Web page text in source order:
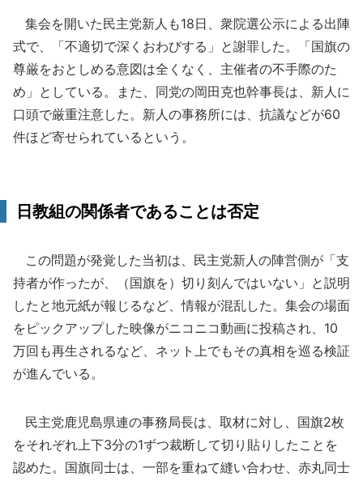
集会を開いた民主党新人も18日、衆院選公示による出陣
式で、「不適切で深くおわびする」と謝罪した。「国旗の
尊厳をおとしめる意図は全くなく、主催者の不手際のた
め」としている。また、同党の岡田克也幹事長は、新人に
口頭で厳重注意した。新人の事務所には、抗議などが60
件ほど寄せられているという。
日教組の関係者であることは否定
この問題が発覚した当初は、民主党新人の陣営側が「支
持者が作ったが、（国旗を）切り刻んではいない」と説明
したと地元紙が報じるなど、情報が混乱した。集会の場面
をピックアップした映像がニコニコ動画に投稿され、10
万回も再生されるなど、ネット上でもその真相を巡る検証
が進んでいる。
民主党鹿児島県連の事務局長は、取材に対し、国旗2枚
をそれぞれ上下3分の1ずつ裁断して切り貼りしたことを
認めた。国旗同士は、一部を重ねて縫い合わせ、赤丸同士